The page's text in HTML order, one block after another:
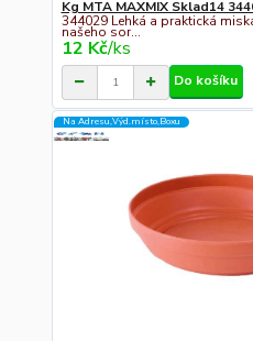
Kg MTA MAXMIX Sklad14
344029 Lehká a praktická
našeho sor...
12 Kč/ks
Do košíku
Na Adresu,Výd.místo,Boxu